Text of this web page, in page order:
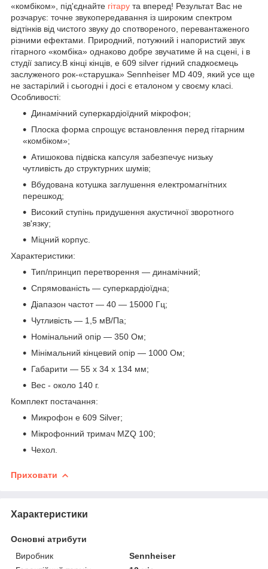
«комбіком», під'єднайте гітару та вперед! Результат Вас не
розчарує: точне звукопередавання із широким спектром
відтінків від чистого звуку до спотвореного, перевантаженого
різними ефектами. Природний, потужний і напористий звук
гітарного «комбіка» однаково добре звучатиме й на сцені, і в
студії запису.В кінці кінців, e 609 silver гідний спадкоємець
заслуженого рок-«старушка» Sennheiser MD 409, який усе ще
не застарілий і сьогодні і досі є еталоном у своєму класі.
Особливості:
Динамічний суперкардіоїдний мікрофон;
Плоска форма спрощує встановлення перед гітарним
«комбіком»;
Атишокова підвіска капсуля забезпечує низьку
чутливість до структурних шумів;
Вбудована котушка заглушення електромагнітних
перешкод;
Високий ступінь придушення акустичної зворотного
зв'язку;
Міцний корпус.
Характеристики:
Тип/принцип перетворення — динамічний;
Спрямованість — суперкардіоїдна;
Діапазон частот — 40 — 15000 Гц;
Чутливість — 1,5 мВ/Па;
Номінальний опір — 350 Ом;
Мінімальний кінцевий опір — 1000 Ом;
Габарити — 55 х 34 х 134 мм;
Вес - около 140 г.
Комплект постачання:
Микрофон е 609 Silver;
Мікрофонний тримач MZQ 100;
Чехол.
Приховати
Характеристики
Основні атрибути
Виробник
Sennheiser